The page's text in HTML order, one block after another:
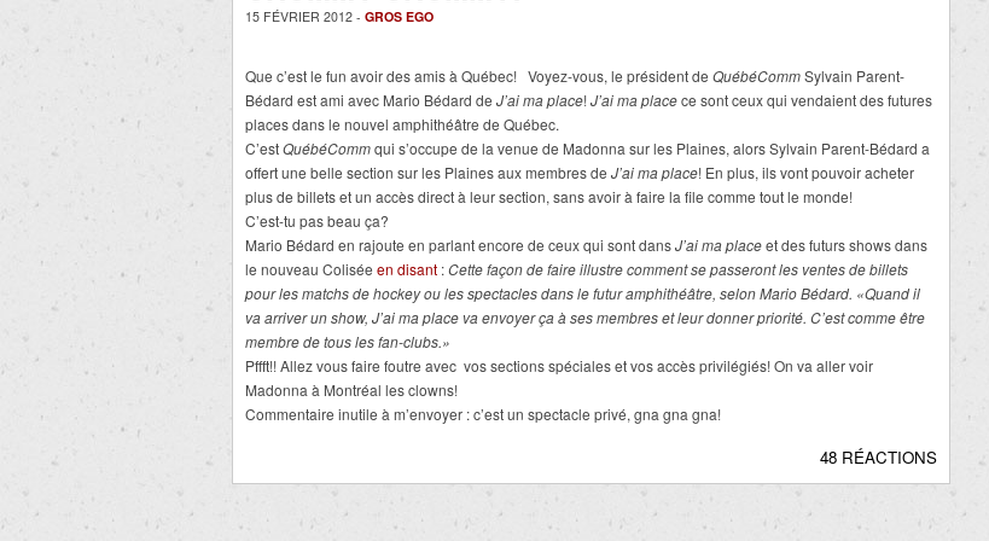
15 FÉVRIER 2012 - GROS EGO
Que c’est le fun avoir des amis à Québec! Voyez-vous, le président de QuébéCommSylvain Parent-
Bédard est ami avec Mario Bédard de J’ai ma place!J’ai ma placece sont ceux qui vendaient des futures
places dans le nouvel amphithéâtre de Québec.
C’estQuébéCommqui s’occupe de la venue de Madonna sur les Plaines, alors Sylvain Parent-Bédard a
offert une belle section sur les Plaines aux membres de J’ai ma place! En plus, ils vont pouvoir acheter
plus de billets et un accès direct à leur section, sans avoir à faire la file comme tout le monde!
C’est-tu pas beau ça?
Mario Bédard en rajoute en parlant encore de ceux qui sont dansJ’ai ma placeet des futurs shows dans
le nouveau Colisée en disant :Cette façon de faire illustre comment se passeront les ventes de billets
pour les matchs de hockey ou les spectacles dans le futur amphithéâtre, selon Mario Bédard. «Quand il
va arriver un show, J’ai ma place va envoyer ça à ses membres et leur donner priorité. C’est comme être
membre de tous les fan-clubs.»
Pffft!! Allez vous faire foutre avec vos sections spéciales et vos accès privilégiés! On va aller voir
Madonna à Montréal les clowns!
Commentaire inutile à m’envoyer : c’est un spectacle privé, gna gna gna!
48 RÉACTIONS